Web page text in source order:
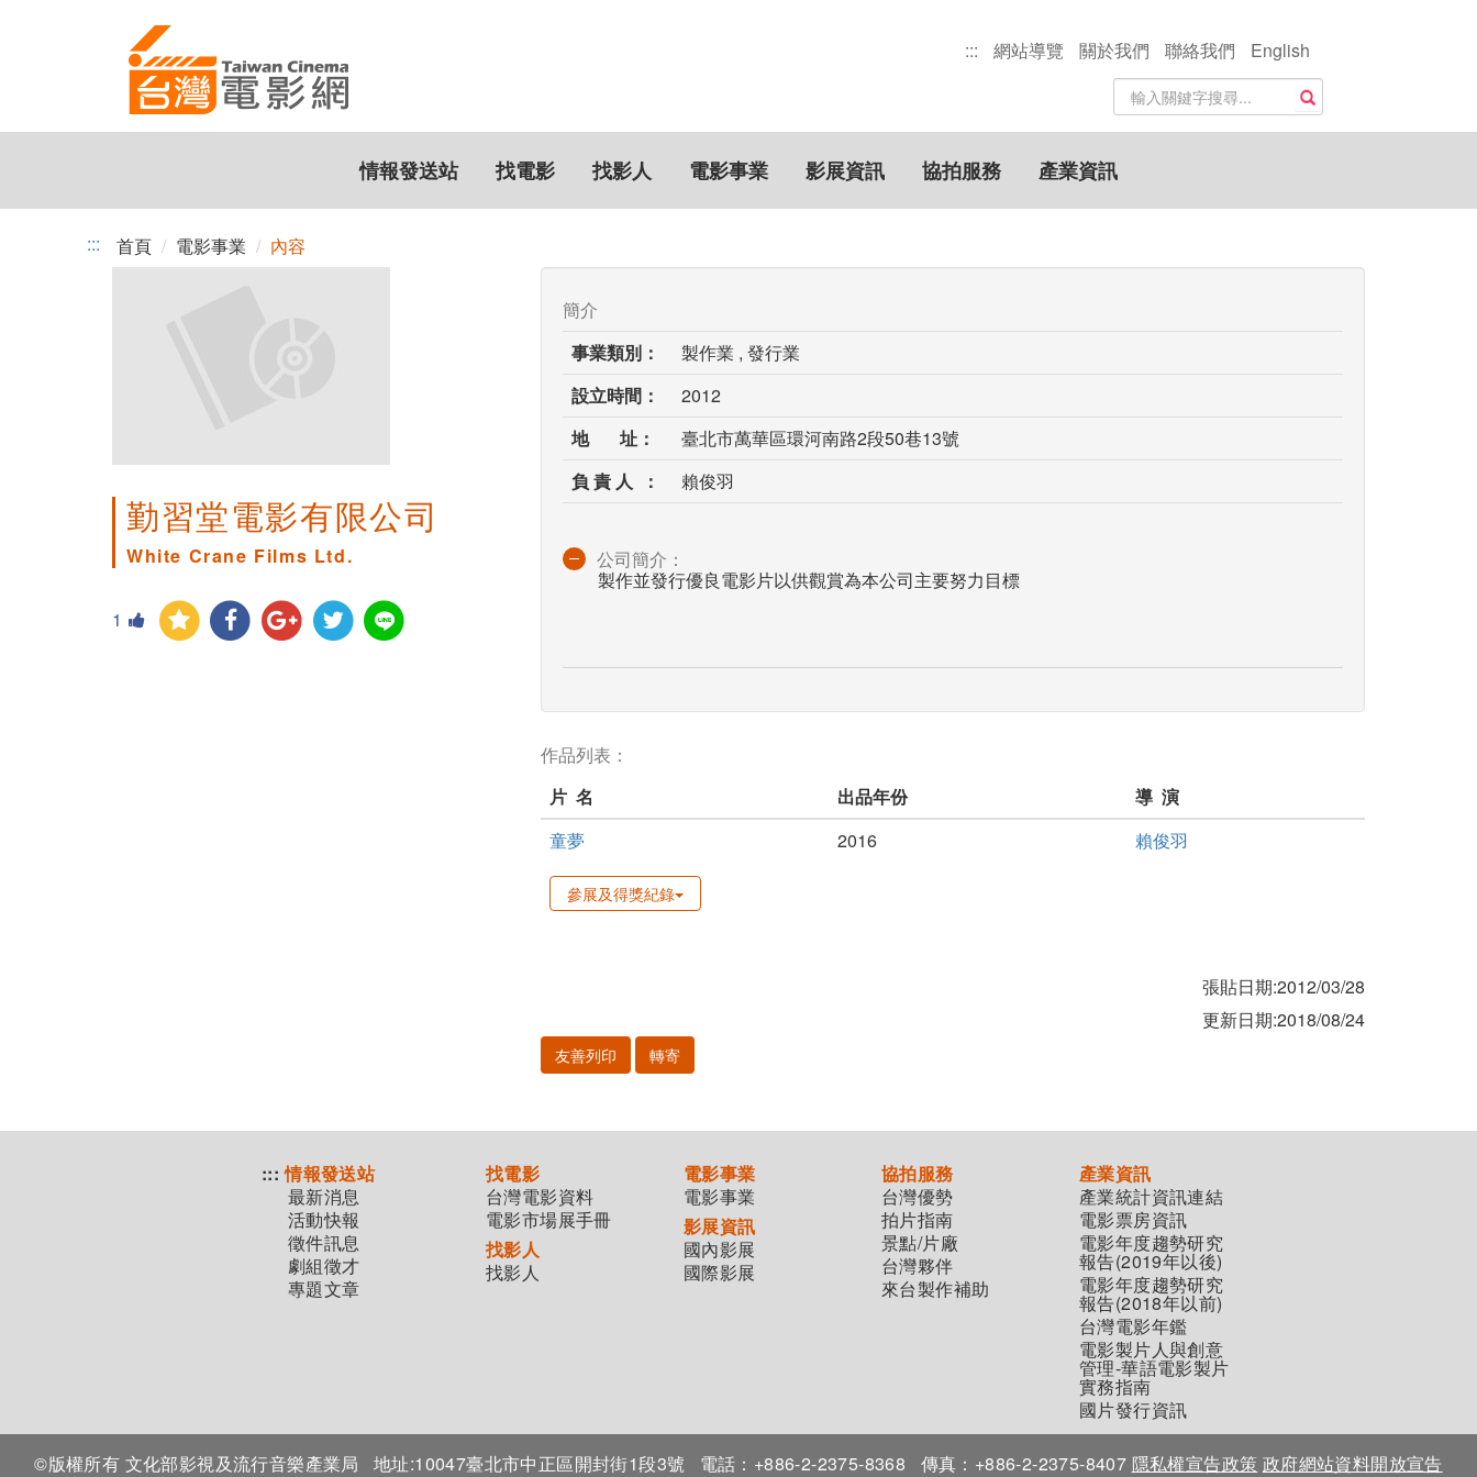
::: 網站導覽 關於我們 聯絡我們
English
站
內
搜
尋
關
鍵
搜尋
情報發送站 找電影 找影人 電影事業 影展資訊 協拍服務 產業資訊
::: 首頁 電影事業 內容
勤習堂電影有限公司
White Crane Films Ltd.
1
簡介
事業類別：
製作業 , 發行業
設立時間：
2012
地 址：
臺北市萬華區環河南路2段50巷13號
負 責 人 ：
賴俊羽
公司簡介：
製作並發行優良電影片以供觀賞為本公司主要努力目標
作品列表：
片 名
出品年份
導 演
童夢
2016 賴俊羽
參展及得獎紀錄
張貼日期:2012/03/28
更新日期:2018/08/24
友善列印 轉寄
::: 情報發送站
最新消息
活動快報
徵件訊息
劇組徵才
專題文章
找電影
台灣電影資料
電影市場展手冊
找影人
找影人
電影事業
電影事業
影展資訊
國內影展
國際影展
協拍服務
台灣優勢
拍片指南
景點/片廠
台灣夥伴
來台製作補助
產業資訊
產業統計資訊連結
電影票房資訊
電影年度趨勢研究
報告(2019年以後)
電影年度趨勢研究
報告(2018年以前)
台灣電影年鑑
電影製片人與創意
管理-華語電影製片
實務指南
國片發行資訊
©版權所有 文化部影視及流行音樂產業局 地址:10047臺北市中正區開封街1段3號 電話：+886-2-2375-8368 傳真：+886-2-2375-8407 隱私權宣告政策 政府網站資料開放宣告